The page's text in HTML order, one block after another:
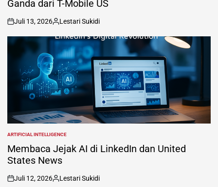
Ganda dari T-Mobile US
on
Juli 13, 2026
Posted
by
Lestari Sukidi
POSTED
IN
ARTIFICIAL INTELLIGENCE
Membaca Jejak AI di LinkedIn dan United
States News
on
Juli 12, 2026
Posted
Lestari Sukidi